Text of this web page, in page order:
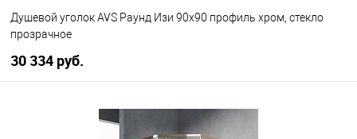
Душевой уголок AVS Раунд Изи 90x90 профиль хром, стекло
прозрачное
30 334 руб.
В корзину